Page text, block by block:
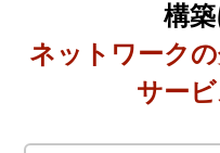
構
ネットワーク
サー